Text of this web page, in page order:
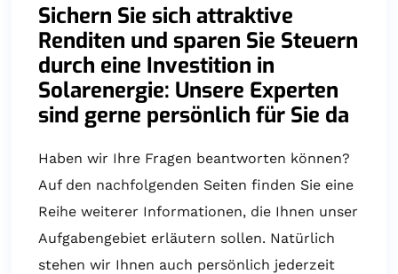
Sichern Sie sich attraktive
Renditen und sparen Sie Steuern
durch eine Investition in
Solarenergie: Unsere Experten
sind gerne persönlich für Sie da
Haben wir Ihre Fragen beantworten können?
Auf den nachfolgenden Seiten finden Sie eine
Reihe weiterer Informationen, die Ihnen unser
Aufgabengebiet erläutern sollen. Natürlich
stehen wir Ihnen auch persönlich jederzeit